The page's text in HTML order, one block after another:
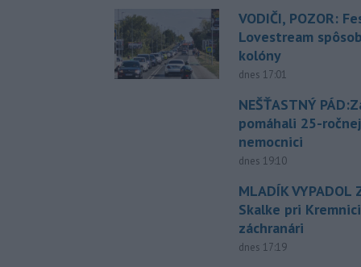
VODIČI, POZOR:
Lovestream
kolóny
dnes 17:01
NEŠŤASTNÝ
pomáhali 25-
nemocnici
dnes 19:10
MLADÍK VYPADOL
Skalke pri
záchranári
dnes 17:19